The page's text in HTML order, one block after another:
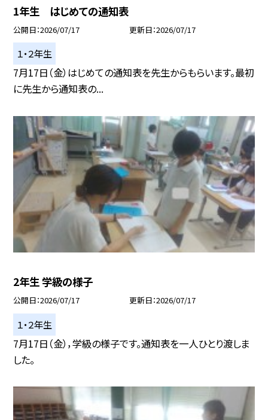
1年生 はじめての通知表
公開日 2026/07/17 更新日 2026/07/17
１・２年生
7月17日（金）はじめての通知表を先生からもらいます。最初
に先生から通知表の...
2年生 学級の様子
公開日 2026/07/17 更新日 2026/07/17
１・２年生
7月17日（金），学級の様子です。通知表を一人ひとり渡しま
した。